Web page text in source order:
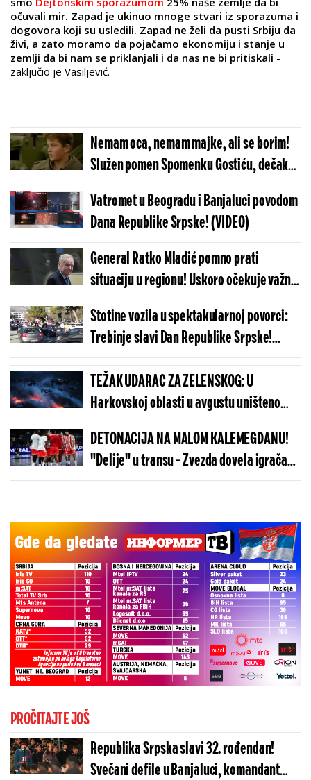
očuvali mir. Zapad je ukinuo mnoge stvari iz sporazuma i
dogovora koji su usledili. Zapad ne želi da pusti Srbiju da
živi, a zato moramo da pojačamo ekonomiju i stanje u
zemlji da bi nam se priklanjali i da nas ne bi pritiskali -
zaključio je Vasiljević.
Nemam oca, nemam majke, ali se borim!
Služen pomen Spomenku Gostiću, dečaku
koji je ostao na večnoj straži (VIDEO)
Vatromet u Beogradu i Banjaluci povodom
Dana Republike Srpske! (VIDEO)
General Ratko Mladić pomno prati
situaciju u regionu! Uskoro očekuje važnu
posetu u Hagu!
Stotine vozila u spektakularnoj povorci:
Trebinje slavi Dan Republike Srpske!
(VIDEO)
TEŽAK UDARAC ZA ZELENSKOG: U
Harkovskoj oblasti u avgustu uništeno
više od 100 „baba jaga“
DETONACIJA NA MALOM KALEMEGDANU!
"Delije" u transu - Zvezda dovela igrača
Real Madrida!
PROČITAJTE JOŠ
Republika Srpska slavi 32. rođendan!
Svečani defile u Banjaluci, komandant